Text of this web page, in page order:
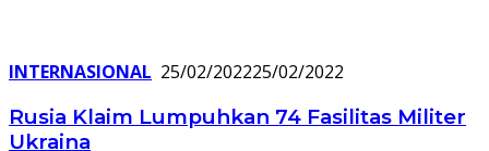
INTERNASIONAL 25/02/202225/02/2022
Rusia Klaim Lumpuhkan 74 Fasilitas Militer
Ukraina